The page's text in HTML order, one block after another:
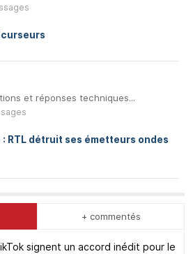
et réponses techniques...
: RTL détruit ses émetteurs ondes
+ commentés
signent un accord inédit pour le